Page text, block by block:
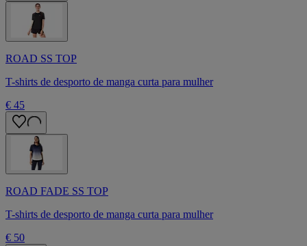
ROAD SS TOP
T-shirts de desporto de manga curta para mulher
€ 45
ROAD FADE SS TOP
T-shirts de desporto de manga curta para mulher
€ 50